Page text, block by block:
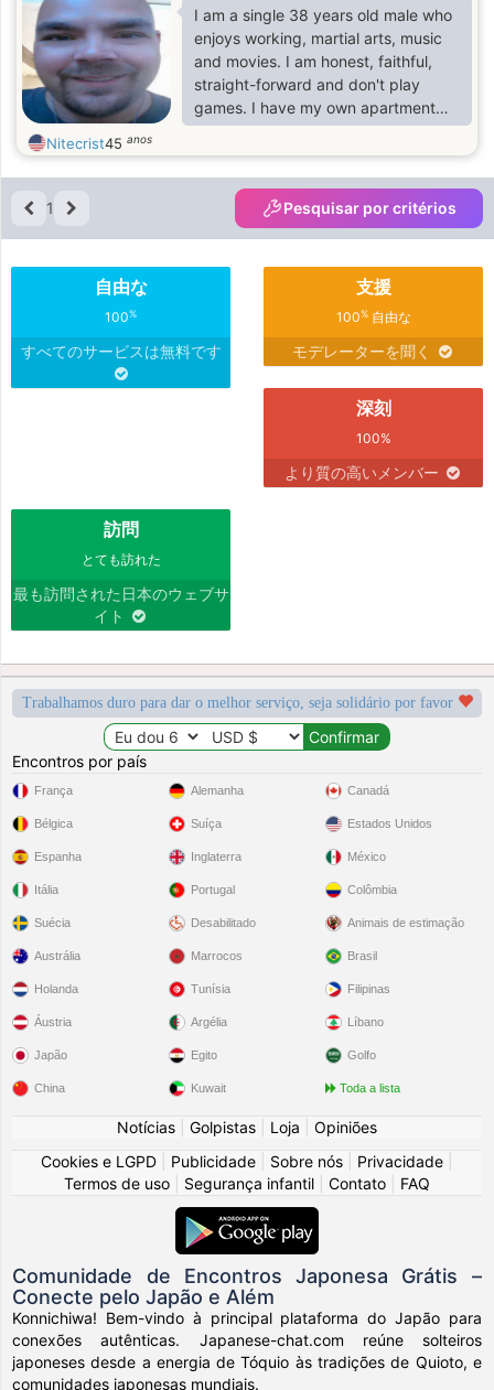
I am a single 38 years old male who
enjoys working, martial arts, music
and movies. I am honest, faithful,
straight-forward and don't play
games. I have my own apartment
and do not live with anyone. In my
spare time when I am not training I
enjoy driving my 2019 VW Jetta,
hiking, exercising, trying new
restaurants, cooking and exploring
Nitecrist45 anos
1 Pesquisar por critérios
自由な
100%
すべてのサービスは無料です
支援
100%自由な
モデレーターを聞く
深刻
100%
より質の高いメンバー
訪問
とても訪れた
最も訪問された日本のウェブサ
イト
Trabalhamos duro para dar o melhor serviço, seja solidário por favor
Encontros por país
França
Bélgica
Espanha
Itália
Suécia
Alemanha
Suíça
Inglaterra
Portugal
Desabilitado
Canadá
Estados Unidos
México
Colômbia
Animais de estimação
Austrália
Holanda
Áustria
Japão
China
Marrocos
Tunísia
Argélia
Egito
Kuwait
Brasil
Filipinas
Líbano
Golfo
Toda a lista
Notícias Golpistas Loja
Opiniões
Cookies e LGPD
Publicidade Sobre nós Privacidade
Termos de uso
Segurança infantil Contato FAQ
Comunidade de Encontros Japonesa Grátis –
Conecte pelo Japão e Além
Konnichiwa! Bem-vindo à principal plataforma do Japão para
conexões autênticas. Japanese-chat.com reúne solteiros
japoneses desde a energia de Tóquio às tradições de Quioto, e
comunidades japonesas mundiais.